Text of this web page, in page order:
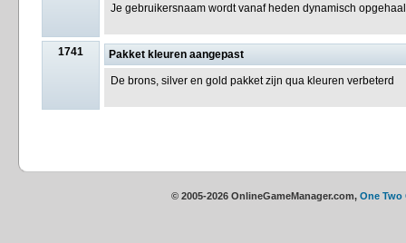
Je gebruikersnaam wordt vanaf heden dynamisch
1741 Pakket kleuren aangepast
De brons, silver en gold pakket zijn qua kleuren verbeterd
© 2005-2026 OnlineGameManager.com, One Two